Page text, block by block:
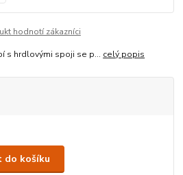
hodnotí zákazníci
s hrdlovými spoji se p... celý popis
do košíku